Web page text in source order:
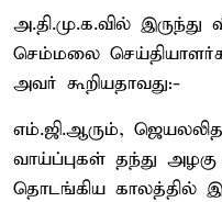
அ.தி.மு.க.வில்
செம்மலை
அவர் கூறியதாவது:-
எம்.ஜி.ஆரும்,
வாய்ப்புகள் தந்து
தொடங்கிய காலத்தில்